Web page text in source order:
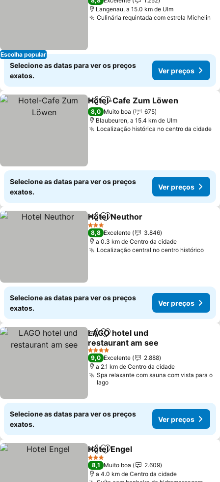
Escolha popular
Langenau, a 15.0 km de Ulm
Culinária requintada com estrela Michelin
Selecione as datas para ver os preços
exatos.
Ver preços
PartilharAdicionar aos favoritos
Hotel-Cafe Zum Löwen
8,0 Muito boa
675
Blaubeuren, a 15.4 km de Ulm
Localização histórica no centro da cidade
Selecione as datas para ver os preços
exatos.
Ver preços
PartilharAdicionar aos favoritos
Hotel Neuthor
3 Estrelas
8,8 Excelente
3.846
a 0.3 km de Centro da cidade
Localização central no centro históricoVer
Selecione as datas para ver os preços
exatos.
Ver preços
PartilharAdicionar aos favoritos
LAGO hotel und
restaurant am see
Ver preços
4 Estrelas
9,0 Excelente
2.888
a 2.1 km de Centro da cidade
Spa relaxante com sauna com vista para o
lago
Selecione as datas para ver os preços
exatos.
Ver preços
PartilharAdicionar aos favoritos
Hotel Engel
3 Estrelas
8,1 Muito boa
2.609
a 4.0 km de Centro da cidade